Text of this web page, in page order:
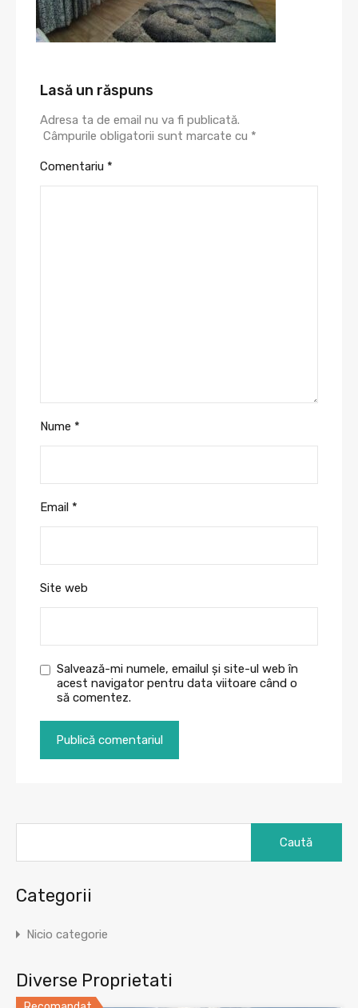
Lasă un răspuns
Adresa ta de email nu va fi publicată.
Câmpurile obligatorii sunt marcate cu *
Comentariu *
Nume *
Email *
Site web
Salvează-mi numele, emailul și site-ul web în
acest navigator pentru data viitoare când o
să comentez.
Categorii
Nicio categorie
Diverse Proprietati